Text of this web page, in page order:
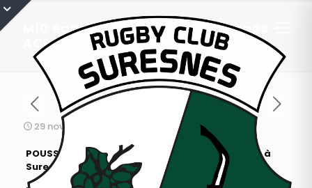
M10 équipe 2 : Résumé de Suresnes –
ACBB – Neuilly
29 novembre 2016
POUSSINS (M10) EQUIPE 2 : Rencontres amicales à
Suresnes le 26 novembre 2016